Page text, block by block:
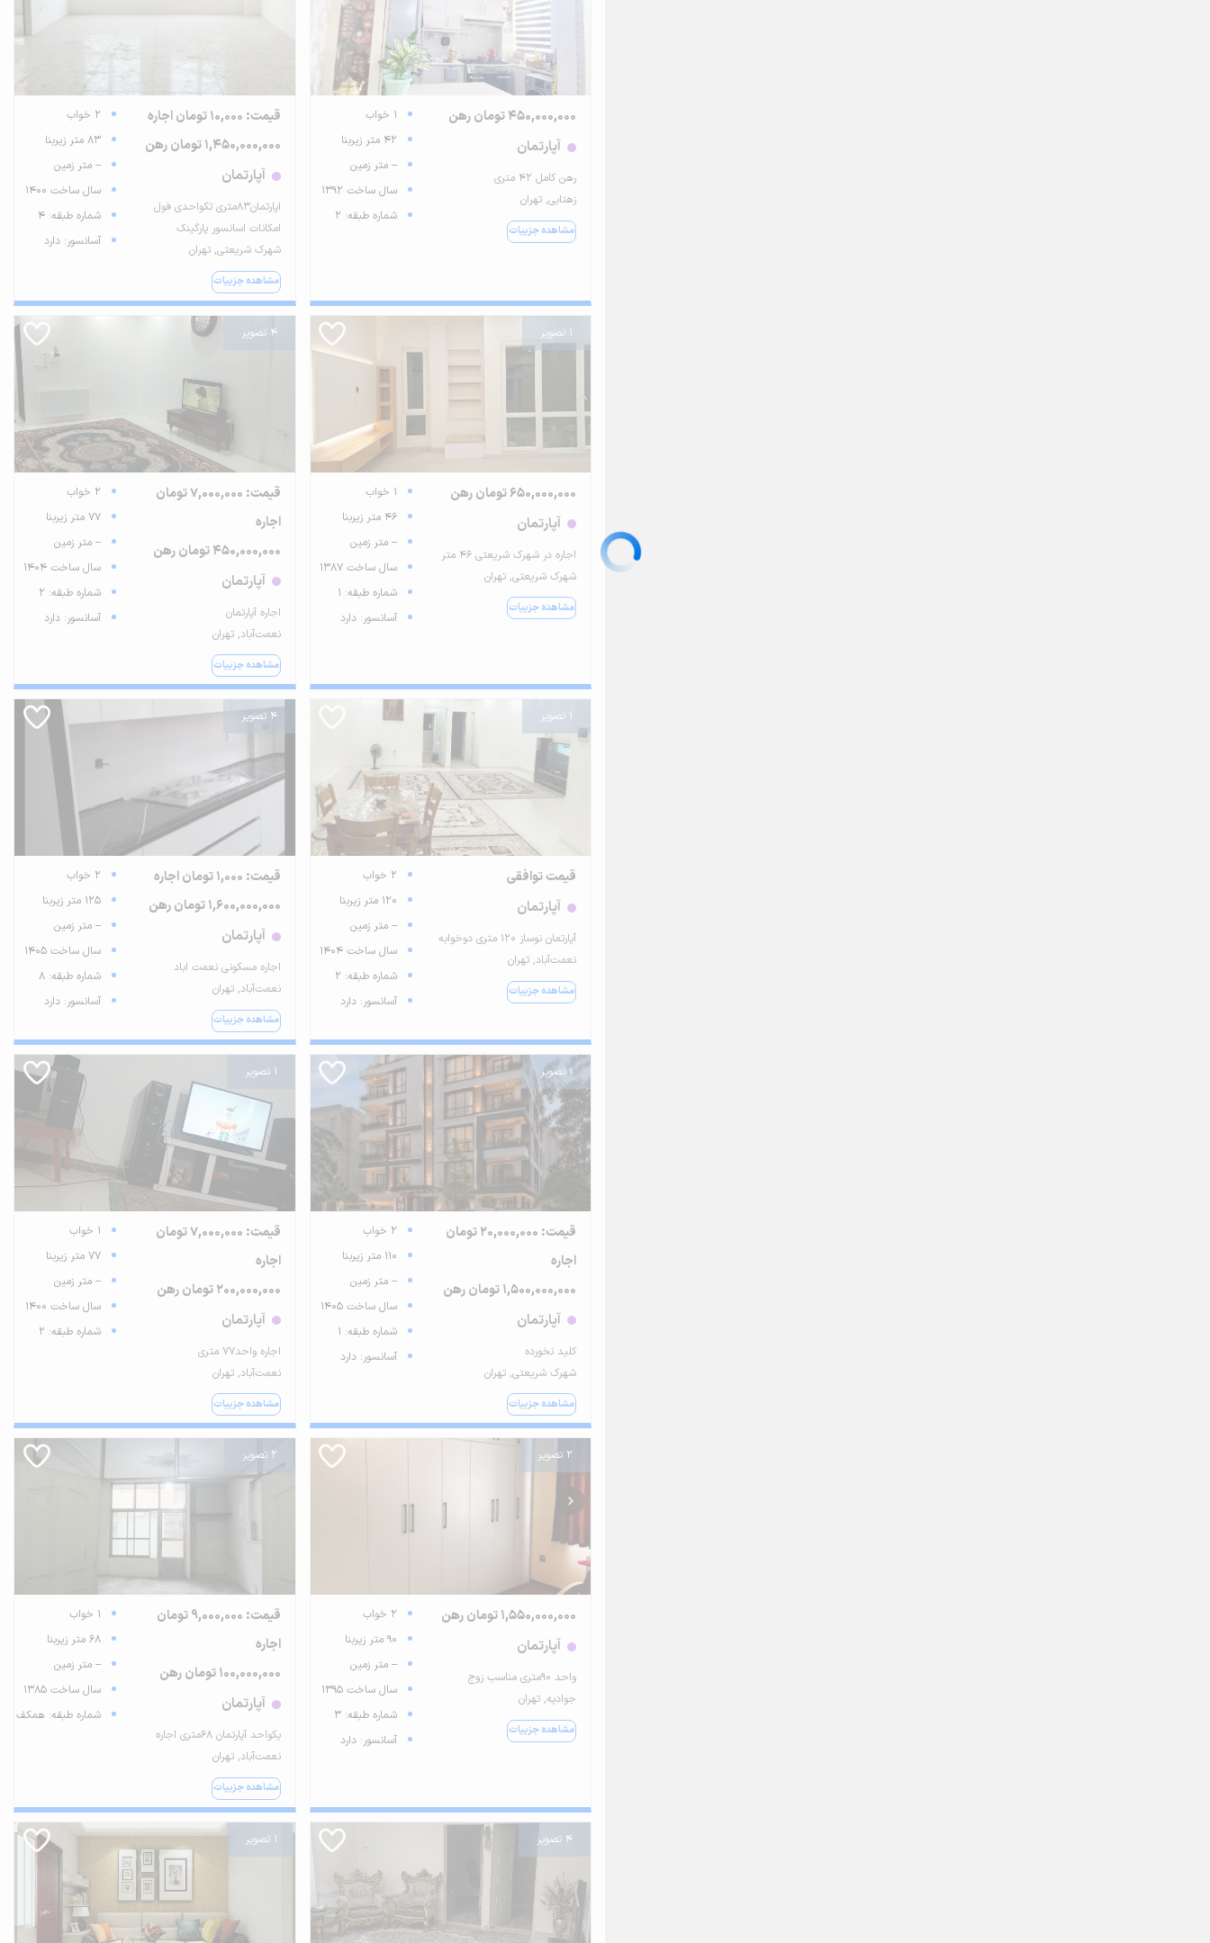
450,000,000 تومان رهن
آپارتمان
رهن کامل ۴۲ متری
زهتابی, تهران
مشاهده جزییات
1 خواب
42 متر زیربنا
-- متر زمین
سال ساخت 1392
شماره طبقه: 2
قیمت: 10,000 تومان اجاره
1,450,000,000 تومان رهن
آپارتمان
اپارتمان۸۳متری تکواحدی فول
امکانات اسانسور پارگینک
شهرک شریعتی, تهران
مشاهده جزییات
2 خواب
83 متر زیربنا
-- متر زمین
سال ساخت 1400
شماره طبقه: 4
آسانسور: دارد
1 تصویر
650,000,000 تومان رهن
آپارتمان
اجاره در شهرک شریعتی ۴۶ متر
شهرک شریعتی, تهران
مشاهده جزییات
1 خواب
46 متر زیربنا
-- متر زمین
سال ساخت 1387
شماره طبقه: 1
آسانسور: دارد
4 تصویر
قیمت: 7,000,000 تومان
اجاره
450,000,000 تومان رهن
آپارتمان
اجاره آپارتمان
نعمت‌آباد, تهران
مشاهده جزییات
2 خواب
77 متر زیربنا
-- متر زمین
سال ساخت 1404
شماره طبقه: 2
آسانسور: دارد
1 تصویر
قیمت توافقی
آپارتمان
آپارتمان نوساز ۱۲۰ متری دوخوابه
نعمت‌آباد, تهران
مشاهده جزییات
2 خواب
120 متر زیربنا
-- متر زمین
سال ساخت 1404
شماره طبقه: 2
آسانسور: دارد
4 تصویر
قیمت: 1,000 تومان اجاره
1,600,000,000 تومان رهن
آپارتمان
اجاره مسکونی نعمت اباد
نعمت‌آباد, تهران
مشاهده جزییات
2 خواب
125 متر زیربنا
-- متر زمین
سال ساخت 1405
شماره طبقه: 8
آسانسور: دارد
1 تصویر
قیمت: 20,000,000 تومان
اجاره
1,500,000,000 تومان رهن
آپارتمان
کلید نخورده
شهرک شریعتی, تهران
مشاهده جزییات
2 خواب
110 متر زیربنا
-- متر زمین
سال ساخت 1405
شماره طبقه: 1
آسانسور: دارد
1 تصویر
قیمت: 7,000,000 تومان
اجاره
200,000,000 تومان رهن
آپارتمان
اجاره واحد77 متری
نعمت‌آباد, تهران
مشاهده جزییات
1 خواب
77 متر زیربنا
-- متر زمین
سال ساخت 1400
شماره طبقه: 2
2 تصویر
1,550,000,000 تومان رهن
آپارتمان
واحد ۹۰متری مناسب زوج
جوادیه, تهران
مشاهده جزییات
2 خواب
90 متر زیربنا
-- متر زمین
سال ساخت 1395
شماره طبقه: 3
آسانسور: دارد
2 تصویر
قیمت: 9,000,000 تومان
اجاره
100,000,000 تومان رهن
آپارتمان
یکواحد آپارتمان ۶۸متری اجاره
نعمت‌آباد, تهران
مشاهده جزییات
1 خواب
68 متر زیربنا
-- متر زمین
سال ساخت 1385
شماره طبقه: همکف
4 تصویر 1 تصویر